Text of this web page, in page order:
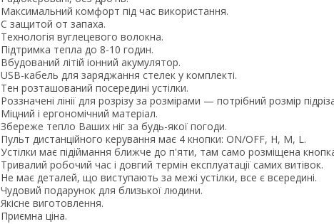
Максимальний комфорт під час використання.
С защитой от запаха.
Технологія вуглецевого волокна.
Підтримка тепла до 8-10 годин.
Вбудований літій іонний акумулятор.
USB-кабель для заряджання стелек у комплекті.
Тен розташований посередині устілки.
Роззначені лінії для розрізу за розмірами — потрібний розмір
Міцний і ергономічний матеріал.
Збереже тепло Ваших ніг за будь-якої погоди.
Пульт дистанційного керування має 4 кнопки: ON/OFF, H, M, L.
Устілки має підіймання ближче до п'яти, там само розміщена
Тривалий робочий час і довгий термін експлуатації самих витівок.
Не має деталей, що виступають за межі устілки, все є всередині.
Чудовий подарунок для близької людини.
Якісне виготовлення.
Приємна ціна.